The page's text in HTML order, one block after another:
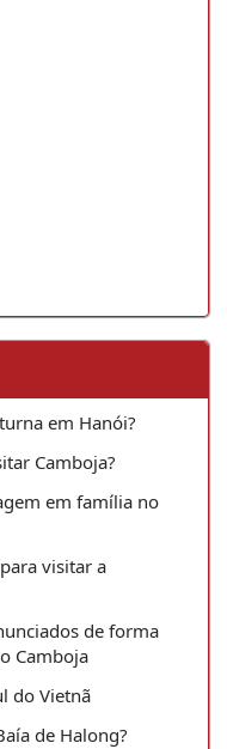
em Hanói?
Camboja?
em família no
visitar a
de forma
Camboja
do Vietnã
de Halong?